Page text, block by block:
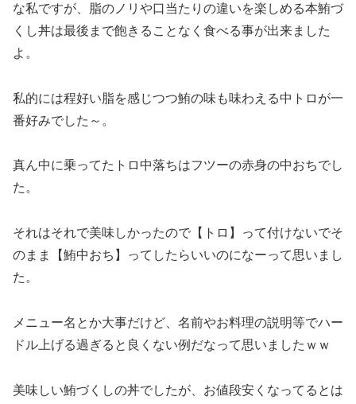
な私ですが、脂のノリや口当たりの違いを楽しめる本鮪づ
くし丼は最後まで飽きることなく食べる事が出来ました
よ。
私的には程好い脂を感じつつ鮪の味も味わえる中トロが一
番好みでした～。
真ん中に乗ってたトロ中落ちはフツーの赤身の中おちでし
た。
それはそれで美味しかったので【トロ】って付けないでそ
のまま【鮪中おち】ってしたらいいのになーって思いまし
た。
メニュー名とか大事だけど、名前やお料理の説明等でハー
ドル上げる過ぎると良くない例だなって思いましたｗｗ
美味しい鮪づくしの丼でしたが、お値段安くなってるとは